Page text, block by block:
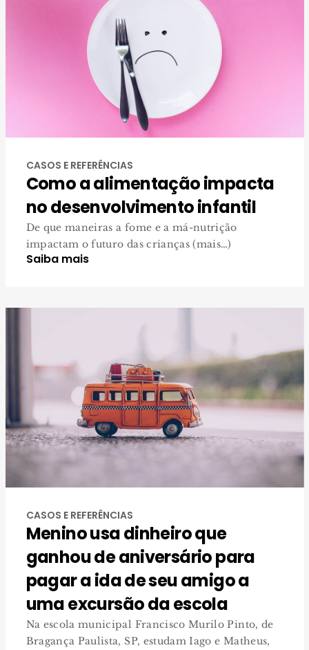
CASOS E REFERÊNCIAS
Como a alimentação impacta
no desenvolvimento infantil
De que maneiras a fome e a má-nutrição
impactam o futuro das crianças (mais…)
Saiba mais
CASOS E REFERÊNCIAS
Menino usa dinheiro que
ganhou de aniversário para
pagar a ida de seu amigo a
uma excursão da escola
Na escola municipal Francisco Murilo Pinto, de
Bragança Paulista, SP, estudam Iago e Matheus,